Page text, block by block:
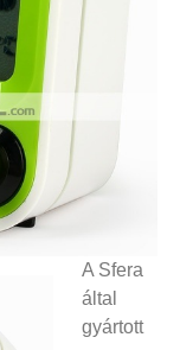
A Sfera
által
gyártott